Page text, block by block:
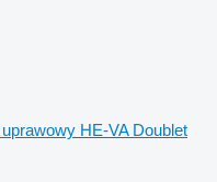
HE-VA Doublet